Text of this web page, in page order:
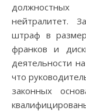
нейтралитет.
штраф в
франков и
деятельности
что
законных